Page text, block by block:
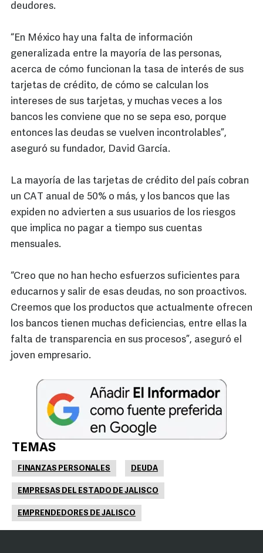
deudores.
“En México hay una falta de información
generalizada entre la mayoría de las personas,
acerca de cómo funcionan la tasa de interés de sus
tarjetas de crédito, de cómo se calculan los
intereses de sus tarjetas, y muchas veces a los
bancos les conviene que no se sepa eso, porque
entonces las deudas se vuelven incontrolables”,
aseguró su fundador, David García.
La mayoría de las tarjetas de crédito del país cobran
un CAT anual de 50% o más, y los bancos que las
expiden no advierten a sus usuarios de los riesgos
que implica no pagar a tiempo sus cuentas
mensuales.
“Creo que no han hecho esfuerzos suficientes para
educarnos y salir de esas deudas, no son proactivos.
Creemos que los productos que actualmente ofrecen
los bancos tienen muchas deficiencias, entre ellas la
falta de transparencia en sus procesos”, aseguró el
joven empresario.
TEMAS
FINANZAS PERSONALES DEUDA
EMPRESAS DEL ESTADO DE JALISCO
EMPRENDEDORES DE JALISCO